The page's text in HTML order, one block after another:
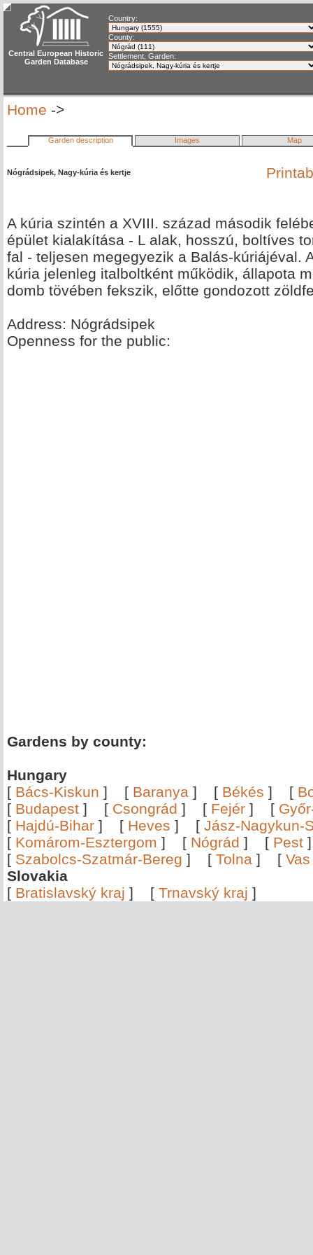
Central European Historic
Garden Database
Country:
County:
Settlement, Garden:
Home ->
Garden description Images Map
Nógrádsipek, Nagy-kúria és kertje
A kúria szintén a XVIII. század második
épület kialakítása - L alak, hosszú, boltíves
fal - teljesen megegyezik a Balás-kúriájéval.
kúria jelenleg italboltként működik, állapota
domb tövében fekszik, előtte gondozott
Address: Nógrádsipek
Openness for the public:
Gardens by county:
Hungary
[ Bács-Kiskun ] [ Baranya ] [ Békés ] [
[ Budapest ] [ Csongrád ] [ Fejér ] [
[ Hajdú-Bihar ] [ Heves ] [ Jász-Nagykun-
[ Komárom-Esztergom ] [ Nógrád ] [ Pest
[ Szabolcs-Szatmár-Bereg ] [ Tolna ] [ Vas
Slovakia
[ Bratislavský kraj ] [ Trnavský kraj ]